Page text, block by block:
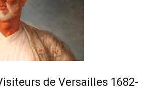
de Versailles 1682-